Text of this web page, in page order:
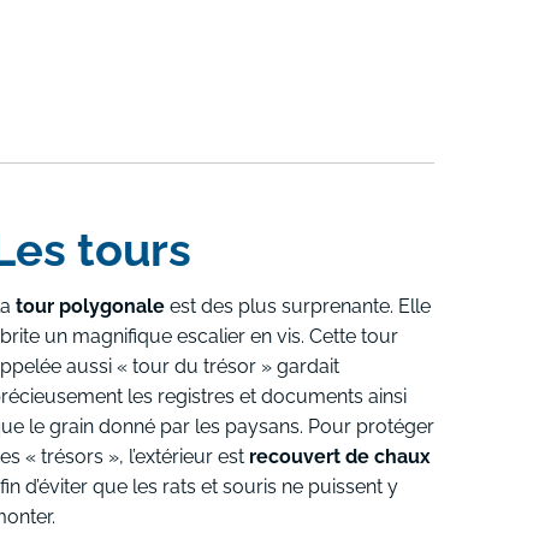
tours
tour polygonale est des plus surprenante. Elle
un magnifique escalier en vis. Cette tour
aussi « tour du trésor » gardait
les registres et documents ainsi
le grain donné par les paysans. Pour protéger
« trésors », l’extérieur est recouvert de chaux
d’éviter que les rats et souris ne puissent y